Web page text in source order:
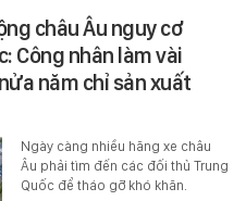
châu Âu nguy cơ
Công nhân làm vài
năm chỉ sản xuất
Ngày càng nhiều hãng xe châu
Âu phải tìm đến các đối thủ Trung
Quốc để tháo gỡ khó khăn.